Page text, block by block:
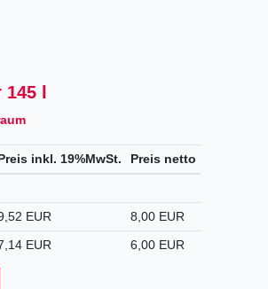
l
inkl. 19%MwSt. Preis netto
EUR
8,00 EUR
EUR 6,00 EUR